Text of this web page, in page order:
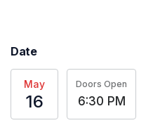
Date
May
16
Doors Open
6:30 PM